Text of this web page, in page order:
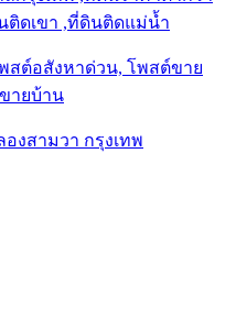
ติดเขา ,ที่ดินติดแม่น้ำ
สต์อสังหาด่วน, โพสต์ขาย
ายบ้าน
งสามวา กรุงเทพ